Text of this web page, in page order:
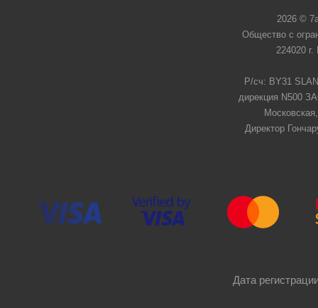
2026 ©
Общество с
224020
Р/сч: BY31
дирекция N500
Директор
Дата